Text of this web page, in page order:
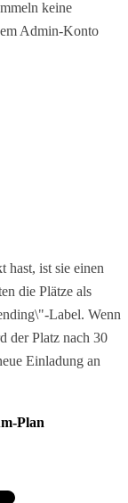
keine
Admin-Konto
hast, ist sie einen
die Plätze als
Label. Wenn
der Platz nach 30
Einladung an
Plan